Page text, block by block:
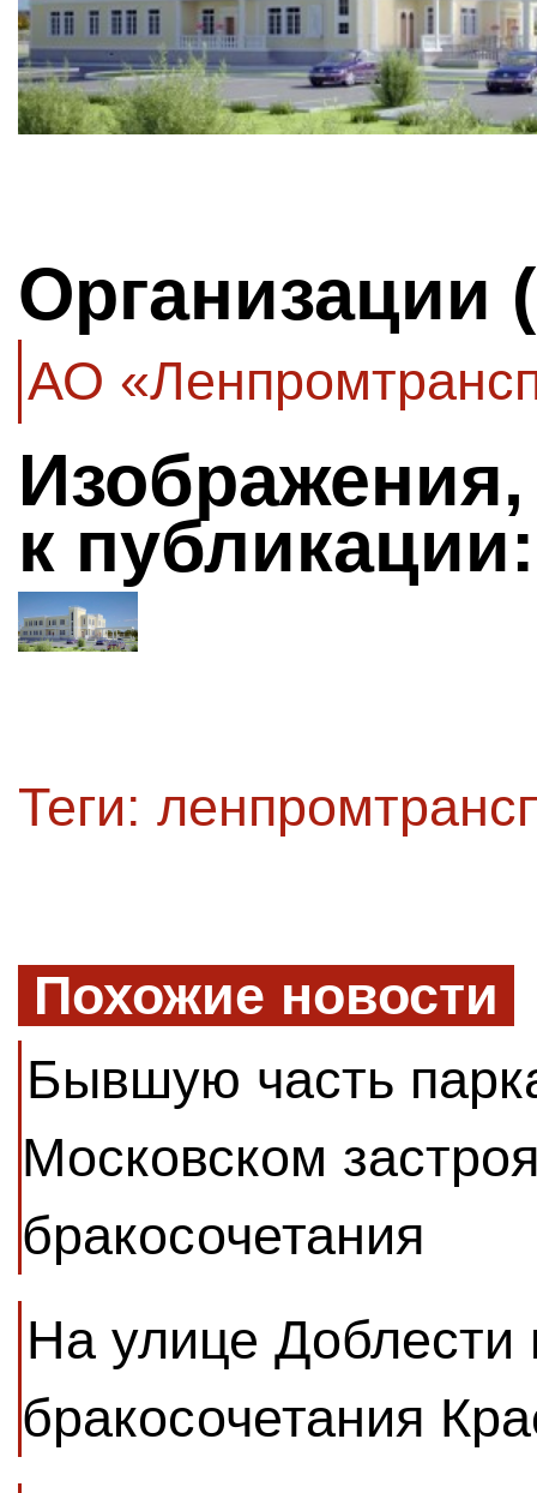
Организации
АО
к публикации:
Теги:
Похожие новости
Бывшую часть
Московском
бракосочетания
На улице Доблести
бракосочетания